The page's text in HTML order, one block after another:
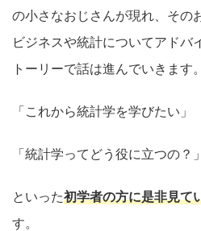
の小さなおじさんが現れ、その
ビジネスや統計についてアドバ
トーリーで話は進んでいきます。
「これから統計学を学びたい」
「統計学ってどう役に立つの？」
といった初学者の方に是非見て
す。